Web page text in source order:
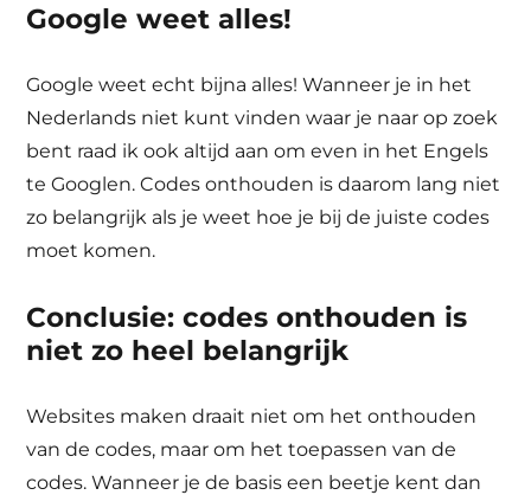
Google weet alles!
Google weet echt bijna alles! Wanneer je in het
Nederlands niet kunt vinden waar je naar op zoek
bent raad ik ook altijd aan om even in het Engels
te Googlen. Codes onthouden is daarom lang niet
zo belangrijk als je weet hoe je bij de juiste codes
moet komen.
Conclusie: codes onthouden is
niet zo heel belangrijk
Websites maken draait niet om het onthouden
van de codes, maar om het toepassen van de
codes. Wanneer je de basis een beetje kent dan